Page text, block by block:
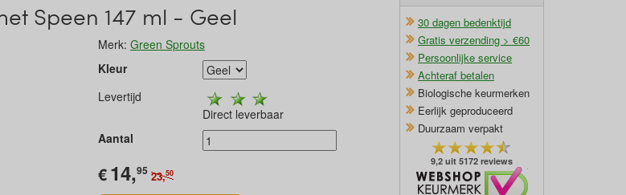
Speen 147 ml - Geel
Merk: Green Sprouts
Kleur
Levertijd
Direct leverbaar
Aantal
€14,95 23,50
30 dagen bedenktijd
Gratis verzending > €60
Persoonlijke service
Achteraf betalen
Biologische keurmerken
Eerlijk geproduceerd
Duurzaam verpakt
9,2 uit 5172 reviews